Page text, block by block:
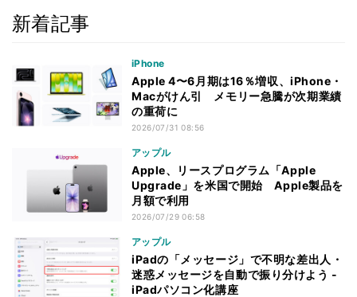
新着記事
iPhone
Apple 4〜6月期は16％増収、iPhone・
Macがけん引 メモリー急騰が次期業績
の重荷に
2026/07/31 08:56
アップル
Apple、リースプログラム「Apple
Upgrade」を米国で開始 Apple製品を
月額で利用
2026/07/29 06:58
アップル
iPadの「メッセージ」で不明な差出人・
迷惑メッセージを自動で振り分けよう -
iPadパソコン化講座